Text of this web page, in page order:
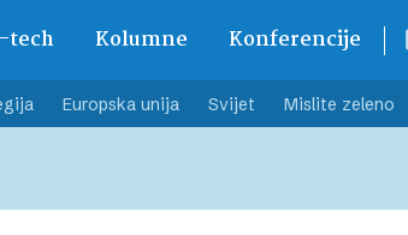
tech Kolumne Konferencije
Europska unija Svijet Mislite zeleno